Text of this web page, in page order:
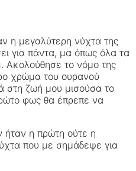
η μεγαλύτερη νύχτα της
για πάντα, μα όπως όλα τα
Ακολούθησε το νόμο της
χρώμα του ουρανού
στη ζωή μου μισούσα το
φως θα έπρεπε να
ήταν η πρώτη ούτε η
που με σημάδεψε για